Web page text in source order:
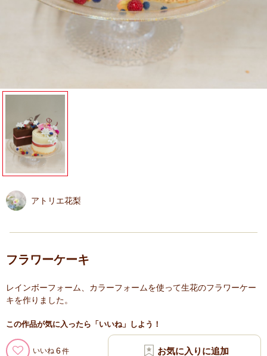
アトリエ花梨
フラワーケーキ
レインボーフォーム、カラーフォームを使って生花のフラワーケー
キを作りました。
この作品が気に入ったら「いいね」しよう！
いいね 6